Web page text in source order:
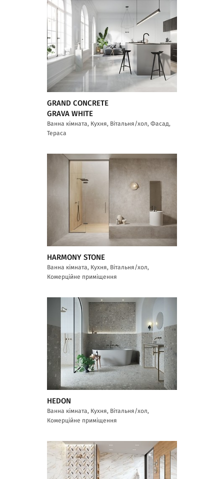
GRAND CONCRETE
GRAVA WHITE
Ванна кімната, Кухня, Вітальня/хол, Фасад,
Тераса
HARMONY STONE
Ванна кімната, Кухня, Вітальня/хол,
Комерційне приміщення
HEDON
Ванна кімната, Кухня, Вітальня/хол,
Комерційне приміщення